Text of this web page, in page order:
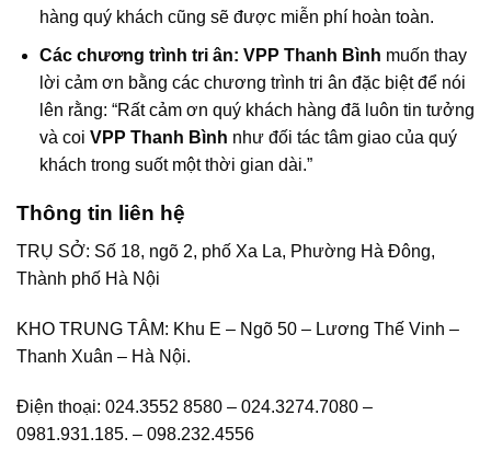
hàng quý khách cũng sẽ được miễn phí hoàn toàn.
Các chương trình tri ân: VPP Thanh Bình muốn thay
lời cảm ơn bằng các chương trình tri ân đặc biệt để nói
lên rằng: “Rất cảm ơn quý khách hàng đã luôn tin tưởng
và coi VPP Thanh Bình như đối tác tâm giao của quý
khách trong suốt một thời gian dài.”
Thông tin liên hệ
TRỤ SỞ: Số 18, ngõ 2, phố Xa La, Phường Hà Đông,
Thành phố Hà Nội
KHO TRUNG TÂM: Khu E – Ngõ 50 – Lương Thế Vinh –
Thanh Xuân – Hà Nội.
Điện thoại: 024.3552 8580 – 024.3274.7080 –
0981.931.185. – 098.232.4556